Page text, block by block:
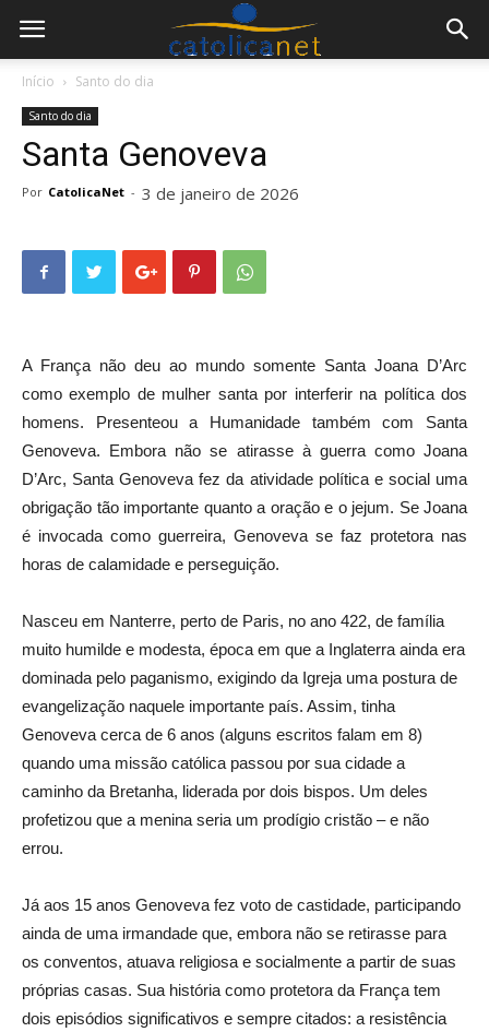
Início Santo do dia
Santo do dia
Santa Genoveva
Por CatolicaNet - 3 de janeiro de 2026
AFrança não deu ao mundo somente Santa Joana D’Arc
como exemplo de mulher santa por interferir na política dos
homens. Presenteou a Humanidade também com Santa
Genoveva. Embora não se atirasse à guerra como Joana
D’Arc, Santa Genoveva fez da atividade política e social uma
obrigação tão importante quanto a oração e o jejum. Se Joana
é invocada como guerreira, Genoveva se faz protetora nas
horas de calamidade e perseguição.
Nasceu em Nanterre, perto de Paris, no ano 422, de família
muito humilde e modesta, época em que a Inglaterra ainda era
dominada pelo paganismo, exigindo da Igreja uma postura de
evangelização naquele importante país. Assim, tinha
Genoveva cerca de 6 anos (alguns escritos falam em 8)
quando uma missão católica passou por sua cidade a
caminho da Bretanha, liderada por dois bispos. Um deles
profetizou que a menina seria um prodígio cristão – e não
errou.
Já aos 15 anos Genoveva fez voto de castidade, participando
ainda de uma irmandade que, embora não se retirasse para
os conventos, atuava religiosa e socialmente a partir de suas
próprias casas. Sua história como protetora da França tem
dois episódios significativos e sempre citados: a resistência